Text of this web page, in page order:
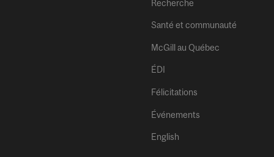
Recherche
Santé et communauté
McGill au Québec
ÉDI
Félicitations
Événements
English